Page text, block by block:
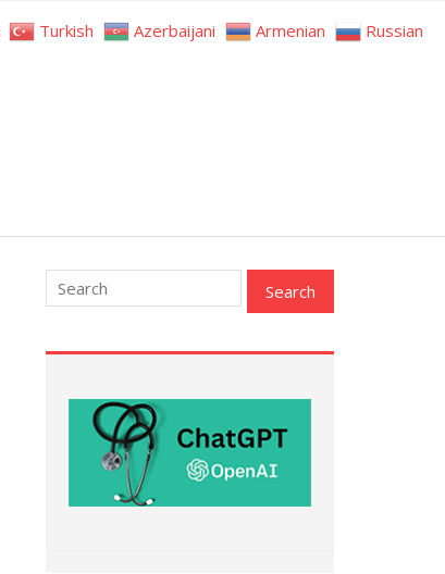
Turkish Azerbaijani Armenian Russian